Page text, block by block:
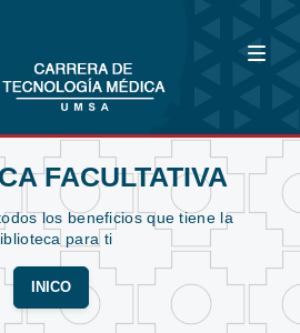
FACULTATIVA
los beneficios que tiene la
para ti
INICO